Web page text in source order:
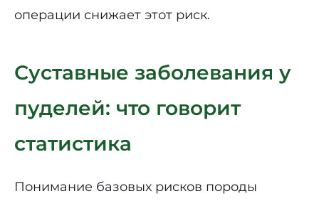
операции снижает этот риск.
Суставные заболевания у
пуделей: что говорит
статистика
Понимание базовых рисков породы